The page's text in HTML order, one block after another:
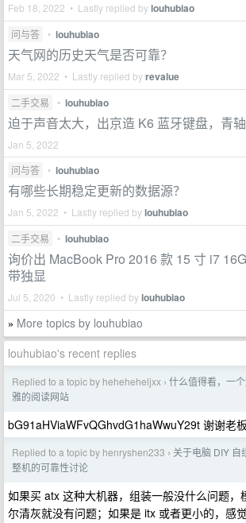
Feb 18, 2022 • Lastly replied bylouhubiao
问与答 • louhubiao
天气网的历史天气是否可靠？
Mar 5, 2022 • Lastly replied byrevalue
二手交易 • louhubiao
迫于声音太大，出京造 K6 蓝牙键盘，青
Jan 5, 2022
问与答
• louhubiao
有哪些长期稳定更新的数据源？
Jan 5, 2022 • Lastly replied bylouhubiao
二手交易 • louhubiao
询价出 MacBook Pro 2016 款 15 寸 i7
带独显
Jul 5, 2020 • Lastly replied bylouhubiao
» More topics by louhubiao
louhubiao's recent replies
Replied to a topic by heheheheljxx › 什么值得看，一
雅的阅读网站
bG91aHViaWFvQGhvdG1haWwuY29t 谢谢老板
Replied to a topic by henryshen233 › 关于电脑 DIY 自
整机的可靠性讨论
如果买 atx 这种大机器，组装一般没什么问题，
尔清灰就没有问题；如果是 itx 或者更小的，感